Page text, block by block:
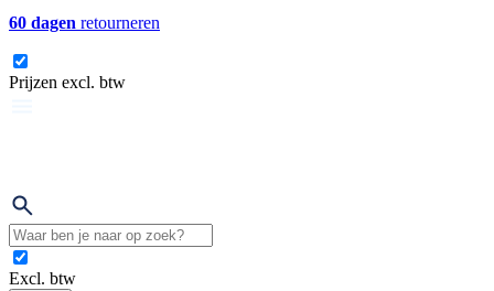
60 dagen retourneren
Prijzen excl. btw
Excl. btw